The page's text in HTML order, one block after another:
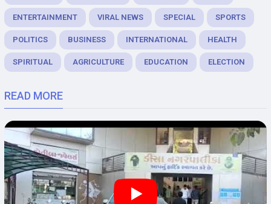
ENTERTAINMENT VIRAL NEWS SPECIAL SPORTS
POLITICS BUSINESS INTERNATIONAL HEALTH
SPIRITUAL AGRICULTURE EDUCATION ELECTION
READ MORE